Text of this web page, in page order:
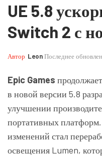
UE 5.8
Switch 2 с
Автор LeonПоследнее
Epic Games
в новой версии 5.8
улучшении
портативных
изменений стал
освещения Lumen,